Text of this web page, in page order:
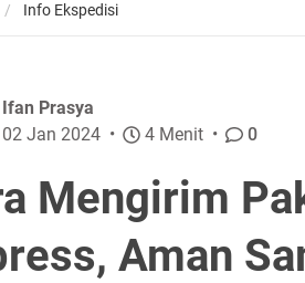
Info Ekspedisi
Mengirim
Aman
Ifan Prasya
02 Jan 2024
4 Menit 0